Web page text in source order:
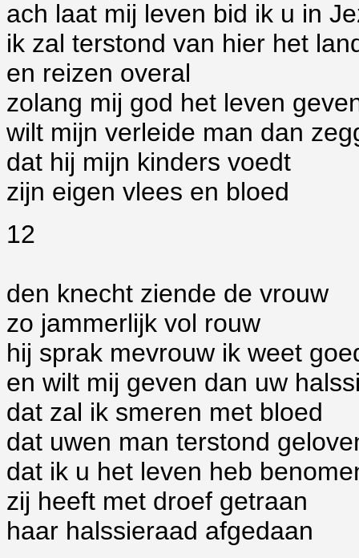
ach laat mij leven bid ik u in
ik zal terstond van hier het
en reizen overal
zolang mij god het leven
wilt mijn verleide man dan
dat hij mijn kinders voedt
zijn eigen vlees en bloed
12
den knecht ziende de vrouw
zo jammerlijk vol rouw
hij sprak mevrouw ik weet
en wilt mij geven dan uw
dat zal ik smeren met bloed
dat uwen man terstond
dat ik u het leven heb
zij heeft met droef getraan
haar halssieraad afgedaan